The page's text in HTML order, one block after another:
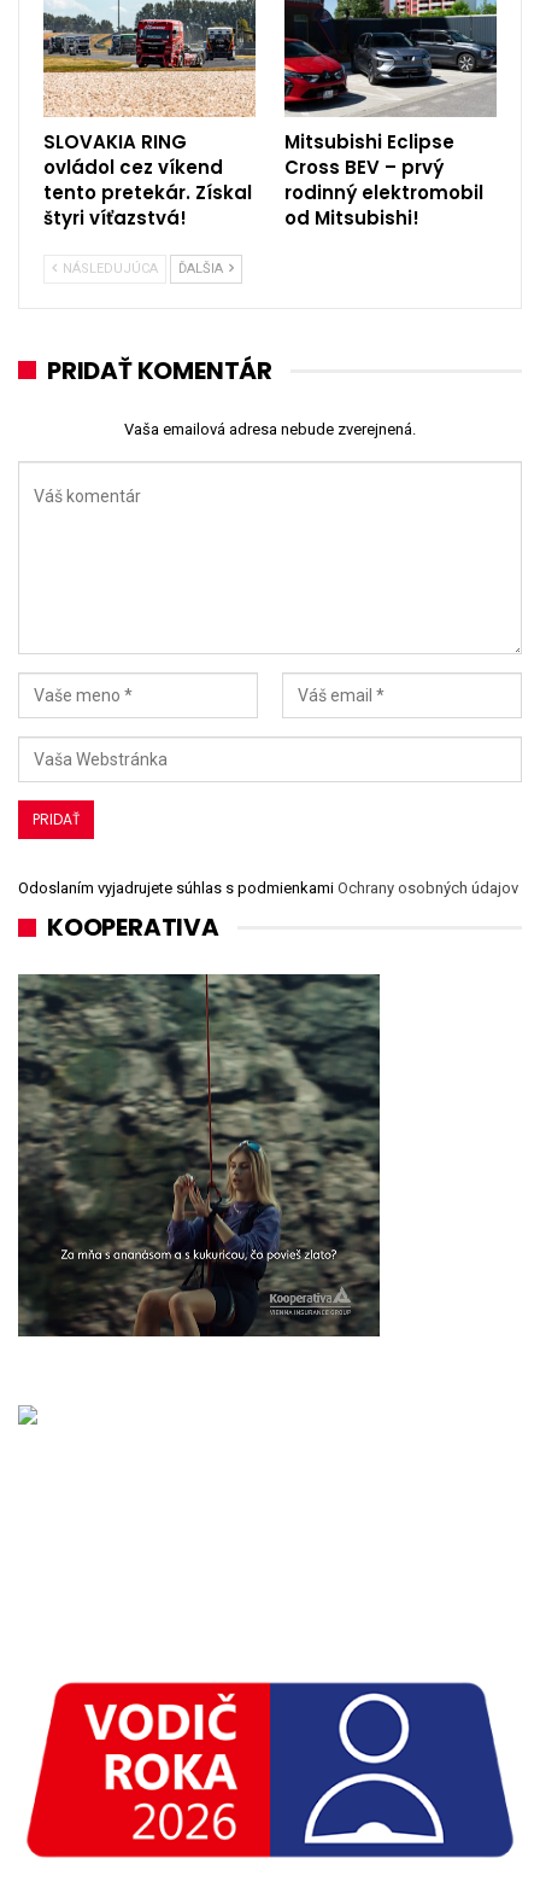
SLOVAKIA RING
ovládol cez víkend
tento pretekár. Získal
štyri víťazstvá!
Mitsubishi Eclipse
Cross BEV – prvý
rodinný elektromobil
od Mitsubishi!
NÁSLEDUJÚCA ĎALŠIA
PRIDAŤ KOMENTÁR
Vaša emailová adresa nebude zverejnená.
Odoslaním vyjadrujete súhlas s podmienkami Ochrany osobných údajov
KOOPERATIVA